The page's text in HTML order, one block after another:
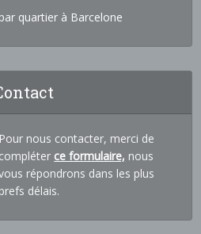
quartier à Barcelone
Pour nous contacter, merci de
compléter ce formulaire, nous
répondrons dans les plus
brefs délais.